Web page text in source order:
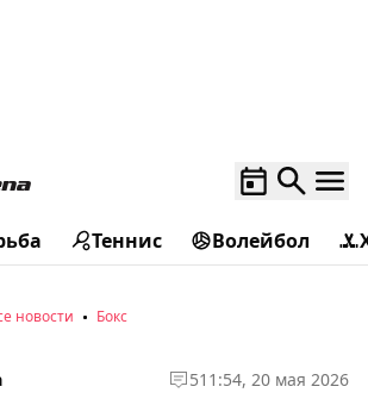
Теннис Волейбол
новости Бокс
511:54, 20 мая 2026